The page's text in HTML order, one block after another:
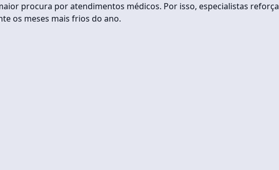
procura por atendimentos médicos. Por isso, especialistas
os meses mais frios do ano.